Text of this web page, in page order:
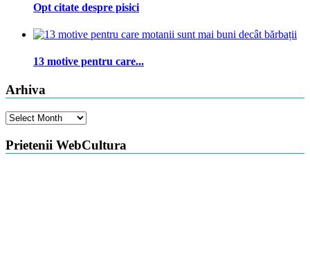
Opt citate despre pisici
13 motive pentru care...
Arhiva
Arhiva
Prietenii WebCultura